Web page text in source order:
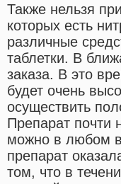
Также нельзя
которых есть
различные
таблетки. В
заказа. В это
будет очень
осуществить
Препарат почти
можно в любом
препарат
том, что в